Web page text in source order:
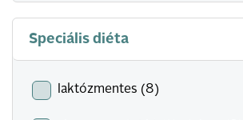
Speciális diéta
laktózmentes (8)